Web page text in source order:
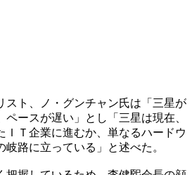
スト、ノ・グンチャン氏は「三星が
ースが遅い」とし「三星は現在、
ＩＴ企業に進むか、単なるハードウ
岐路に立っている」と述べた。